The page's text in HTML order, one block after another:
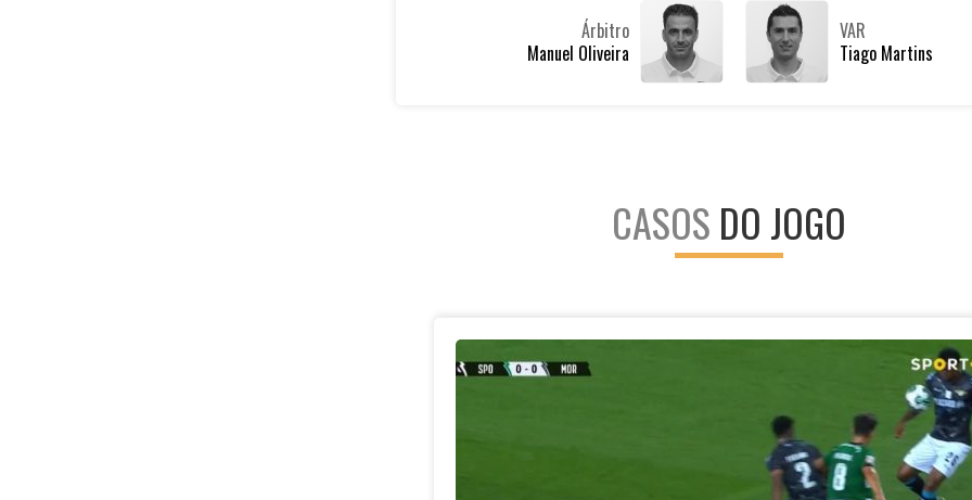
Árbitro
Manuel Oliveira
VAR
Tiago Martins
CASOS DO JOGO